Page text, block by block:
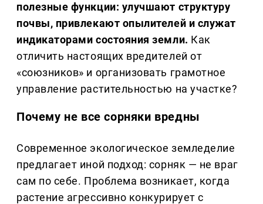
полезные функции: улучшают структуру
почвы, привлекают опылителей и служат
индикаторами состояния земли. Как
отличить настоящих вредителей от
«союзников» и организовать грамотное
управление растительностью на участке?
Почему не все сорняки вредны
Современное экологическое земледелие
предлагает иной подход: сорняк — не враг
сам по себе. Проблема возникает, когда
растение агрессивно конкурирует с